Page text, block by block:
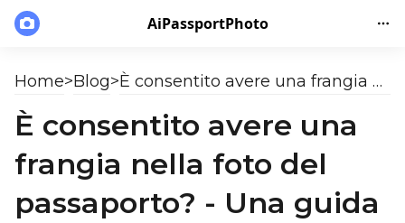
AiPassportPhoto
Home>Blog> È consentito avere una frangia nella foto del passaporto? - Una guida alle normative sulle foto per passaporto
È consentito avere una
frangia nella foto del
passaporto? - Una guida